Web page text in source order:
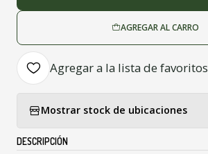
AGREGAR AL CARRO
Agregar a la lista de favoritos
Mostrar stock de ubicaciones
DESCRIPCIÓN